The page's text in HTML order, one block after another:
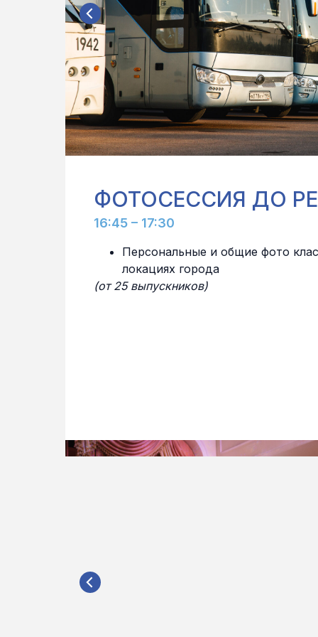
ФОТОСЕССИЯ ДО
16:45 – 17:30
Персональные и общие фото
локациях города
(от 25 выпускников)